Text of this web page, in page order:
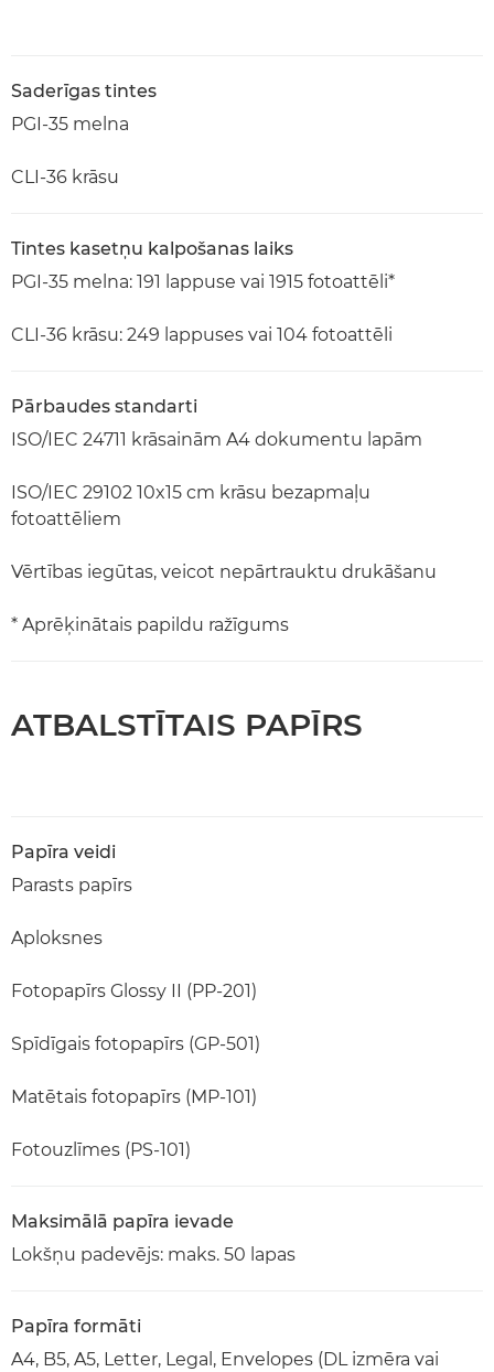
Saderīgas tintes
PGI-35 melna
CLI-36 krāsu
Tintes kasetņu kalpošanas laiks
PGI-35 melna: 191 lappuse vai 1915 fotoattēli*
CLI-36 krāsu: 249 lappuses vai 104 fotoattēli
Pārbaudes standarti
ISO/IEC 24711 krāsainām A4 dokumentu lapām
ISO/IEC 29102 10x15 cm krāsu bezapmaļu
fotoattēliem
Vērtības iegūtas, veicot nepārtrauktu drukāšanu
* Aprēķinātais papildu ražīgums
ATBALSTĪTAIS PAPĪRS
Papīra veidi
Parasts papīrs
Aploksnes
Fotopapīrs Glossy II (PP-201)
Spīdīgais fotopapīrs (GP-501)
Matētais fotopapīrs (MP-101)
Fotouzlīmes (PS-101)
Maksimālā papīra ievade
Lokšņu padevējs: maks. 50 lapas
Papīra formāti
A4, B5, A5, Letter, Legal, Envelopes (DL izmēra vai